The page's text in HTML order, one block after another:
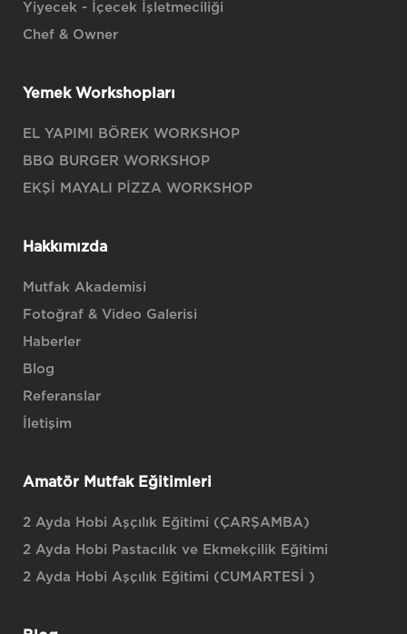
Yiyecek - İçecek İşletmeciliği
Chef & Owner
Yemek Workshopları
EL YAPIMI BÖREK WORKSHOP
BBQ BURGER WORKSHOP
EKŞİ MAYALI PİZZA WORKSHOP
Hakkımızda
Mutfak Akademisi
Fotoğraf & Video Galerisi
Haberler
Blog
Referanslar
İletişim
Amatör Mutfak Eğitimleri
2 Ayda Hobi Aşçılık Eğitimi (ÇARŞAMBA)
2 Ayda Hobi Pastacılık ve Ekmekçilik Eğitimi
2 Ayda Hobi Aşçılık Eğitimi (CUMARTESİ )